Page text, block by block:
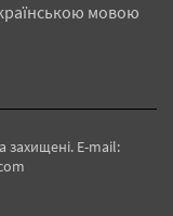
мовою
захищені. E-mail: